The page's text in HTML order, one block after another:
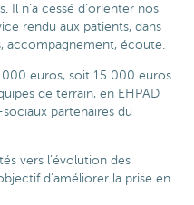
Il n’a cessé d’orienter nos
rendu aux patients, dans
accompagnement, écoute.
euros, soit 15 000 euros
de terrain, en EHPAD
partenaires du
vers l’évolution des
d’améliorer la prise en